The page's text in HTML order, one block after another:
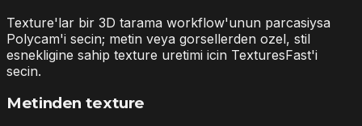
Texture'lar bir 3D tarama workflow'unun parcasiysa
Polycam'i secin; metin veya gorsellerden ozel, stil
esnekligine sahip texture uretimi icin TexturesFast'i
secin.
Metinden texture